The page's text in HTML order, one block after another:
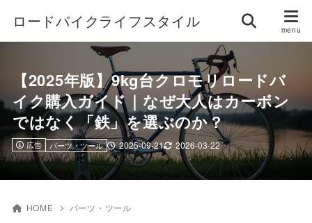
ロードバイクライフスタイル
【2025年版】9kg台クロモリロードバ
イク購入ガイド｜なぜ大人はカーボン
ではなく「鉄」を選ぶのか？
広告 2025-09-21 2026-03-22
パーツ・ツール
HOME パーツ・ツール